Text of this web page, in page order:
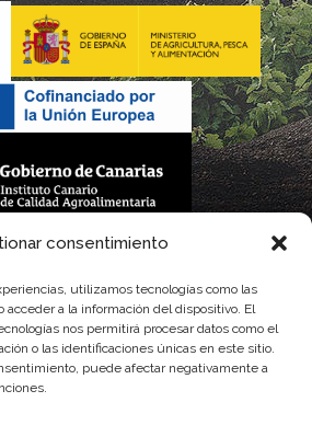
consentimiento
utilizamos tecnologías como las
acceder a la información del dispositivo. El
nos permitirá procesar datos como el
o las identificaciones únicas en este sitio.
puede afectar negativamente a
realizada por este Consejo Regulador es financiada,
presupuesto de gastos del Instituto Canario de
Agroalimentaria